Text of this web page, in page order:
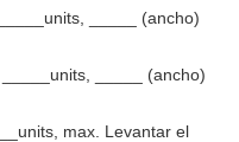
_____ (ancho)
_____ (ancho)
max. Levantar el